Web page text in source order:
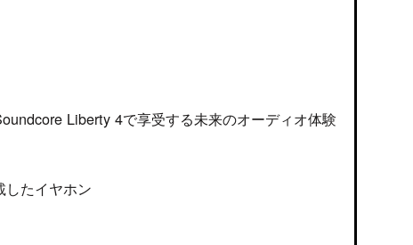
Liberty 4で享受する未来のオーディオ体験
したイヤホン